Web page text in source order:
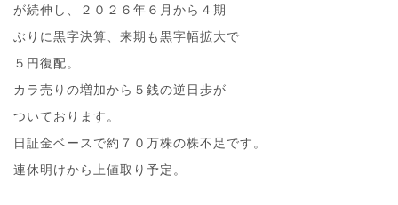
が続伸し、２０２６年６月から４期
ぶりに黒字決算、来期も黒字幅拡大で
５円復配。
カラ売りの増加から５銭の逆日歩が
ついております。
日証金ベースで約７０万株の株不足です。
連休明けから上値取り予定。